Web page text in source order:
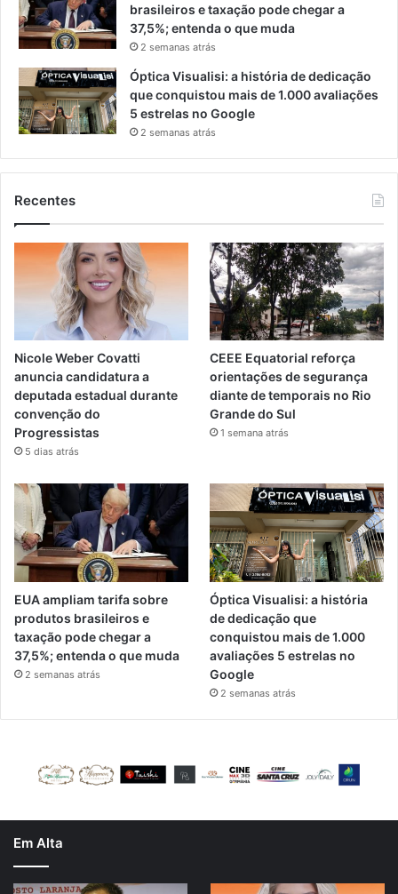
brasileiros e taxação pode chegar a
37,5%; entenda o que muda
2 semanas atrás
Óptica Visualisi: a história de dedicação
que conquistou mais de 1.000 avaliações
5 estrelas no Google
2 semanas atrás
Recentes
Nicole Weber Covatti
anuncia candidatura a
deputada estadual durante
convenção do
Progressistas
5 dias atrás
CEEE Equatorial reforça
orientações de segurança
diante de temporais no Rio
Grande do Sul
1 semana atrás
EUA ampliam tarifa sobre
produtos brasileiros e
taxação pode chegar a
37,5%; entenda o que muda
2 semanas atrás
Óptica Visualisi: a história
de dedicação que
conquistou mais de 1.000
avaliações 5 estrelas no
Google
2 semanas atrás
Em Alta